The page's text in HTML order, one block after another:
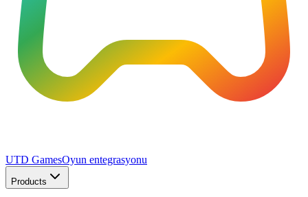
UTD GamesOyun entegrasyonu
Products